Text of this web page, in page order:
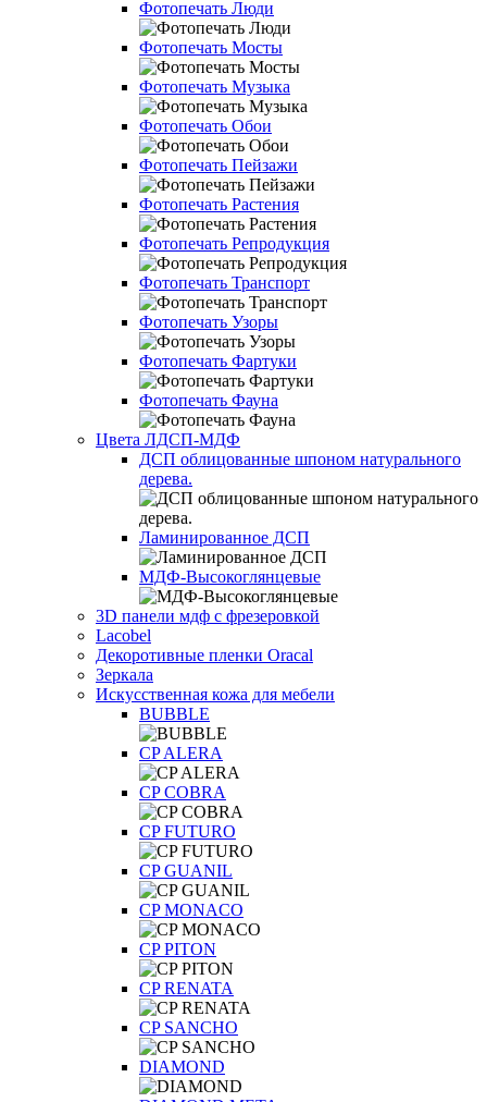
Фотопечать Люди
Фотопечать Мосты
Фотопечать Музыка
Фотопечать Обои
Фотопечать Пейзажи
Фотопечать Растения
Фотопечать Репродукция
Фотопечать Транспорт
Фотопечать Узоры
Фотопечать Фартуки
Фотопечать Фауна
Цвета ЛДСП-МДФ
ДСП облицованные шпоном натурального
дерева.
Ламинированное ДСП
МДФ-Высокоглянцевые
3D панели мдф с фрезеровкой
Lacobel
Декоротивные пленки Oracal
Зеркала
Искусственная кожа для мебели
BUBBLE
CP ALERA
CP COBRA
CP FUTURO
CP GUANIL
CP MONACO
CP PITON
CP RENATA
CP SANCHO
DIAMOND